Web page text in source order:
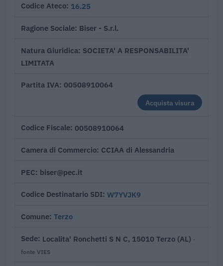
Codice Ateco 16.25
Ragione Sociale Biser - S.r.l.
Natura Giuridica SOCIETA' A RESPONSABILITA'
LIMITATA
Partita IVA 00508910064
Acquista visura
Codice Fiscale 00508910064
Camera di Commercio CCIAA di Alessandria
PEC biser@pec.it
Codice Destinatario SDI W7YVJK9
Comune Terzo
Sede Localita' Ronchetti S N C, 15010 Terzo (AL) ·
fonte VIES